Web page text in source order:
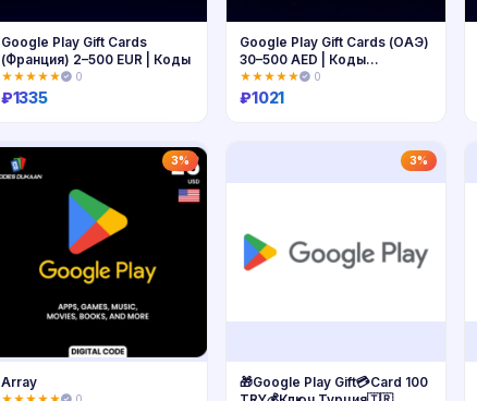
Купить
Google Play Gift Cards
(Франция) 2–500 EUR | Коды
★★★★★ 0
₽1335
Google Play Gift Cards (ОАЭ)
30–500 AED | Коды
пополнения
★★★★★ 0
₽1021
3%
Array
3%
🎁Google Play Gift💳Card 100